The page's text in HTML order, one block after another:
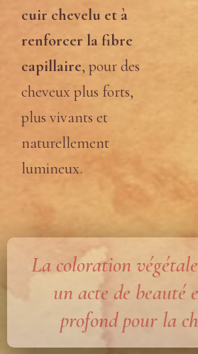
cuir chevelu et à
renforcer la fibre
capillaire, pour des
cheveux plus forts,
plus vivants et
naturellement
lumineux.
La coloration
un acte de beauté
profond pour la